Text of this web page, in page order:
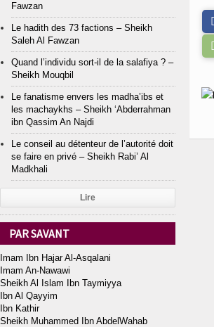
Fawzan
Le hadith des 73 factions – Sheikh
Saleh Al Fawzan
Quand l’individu sort-il de la salafiya ? –
Sheikh Mouqbil
Le fanatisme envers les madha’ibs et
les machaykhs – Sheikh ‘Abderrahman
ibn Qassim An Najdi
Le conseil au détenteur de l’autorité doit
se faire en privé – Sheikh Rabi’ Al
Madkhali
Lire
PAR SAVANT
Imam Ibn Hajar Al-Asqalani
Imam An-Nawawi
Sheikh Al Islam Ibn Taymiyya
Ibn Al Qayyim
Ibn Kathir
Sheikh Muhammed Ibn AbdelWahab